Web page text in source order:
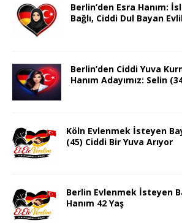
Berlin’den Esra Hanım:
Bağlı, Ciddi Dul Bayan
Berlin’den Ciddi Yuva
Hanım Adayımız: Selin
Köln Evlenmek İsteyen
(45) Ciddi Bir Yuva Arıyor
Berlin Evlenmek İsteyen
Hanım 42 Yaş